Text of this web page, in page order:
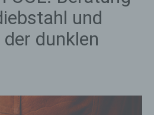
und
dunklen